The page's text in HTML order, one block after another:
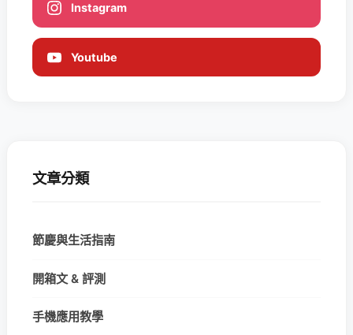
Instagram
Youtube
文章分類
節慶與生活指南
開箱文 & 評測
手機應用教學